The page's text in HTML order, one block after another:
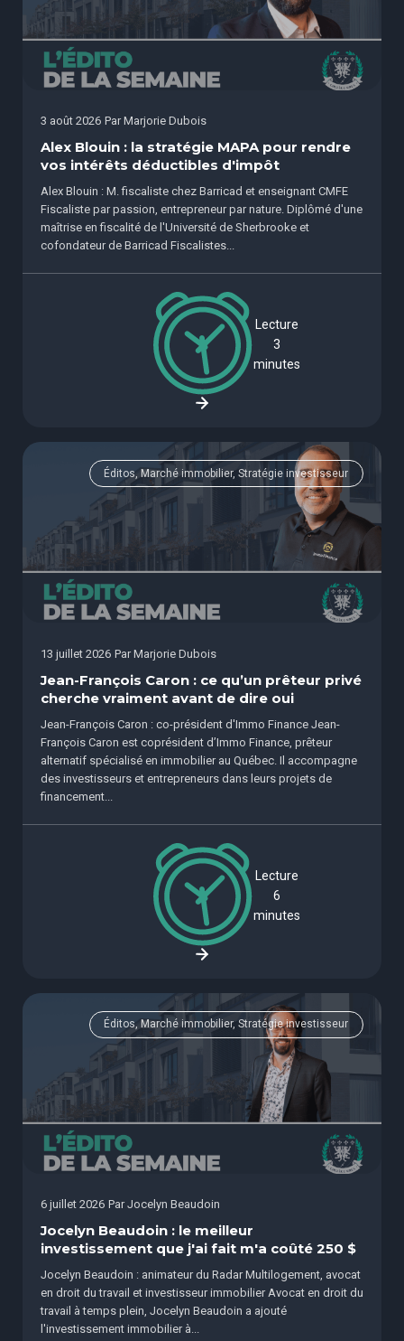
3 août 2026 Par Marjorie Dubois
Alex Blouin : la stratégie MAPA pour rendre
vos intérêts déductibles d'impôt
Alex Blouin : M. fiscaliste chez Barricad et enseignant CMFE
Fiscaliste par passion, entrepreneur par nature. Diplômé d'une
maîtrise en fiscalité de l'Université de Sherbrooke et
cofondateur de Barricad Fiscalistes...
Lecture
3
minutes
Éditos, Marché immobilier, Stratégie investisseur
13 juillet 2026 Par Marjorie Dubois
Jean-François Caron : ce qu’un prêteur privé
cherche vraiment avant de dire oui
Jean-François Caron : co-président d'Immo Finance Jean-
François Caron est coprésident d’Immo Finance, prêteur
alternatif spécialisé en immobilier au Québec. Il accompagne
des investisseurs et entrepreneurs dans leurs projets de
financement...
Lecture
6
minutes
Éditos, Marché immobilier, Stratégie investisseur
6 juillet 2026 Par Jocelyn Beaudoin
Jocelyn Beaudoin : le meilleur
investissement que j'ai fait m'a coûté 250 $
Jocelyn Beaudoin : animateur du Radar Multilogement, avocat
en droit du travail et investisseur immobilier Avocat en droit du
travail à temps plein, Jocelyn Beaudoin a ajouté
l'investissement immobilier à...